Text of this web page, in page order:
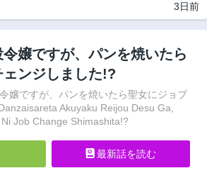
3日前
嬢ですが、パンを焼いたら
ンジしました!?
嬢ですが、パンを焼いたら聖女にジョブ
Akuyaku Reijou Desu Ga,
Job Change Shimashita!?
最新話を読む